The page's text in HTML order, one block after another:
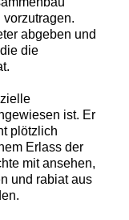
abgeben und
die
ist. Er
plötzlich
Erlass der
mit ansehen,
und rabiat aus